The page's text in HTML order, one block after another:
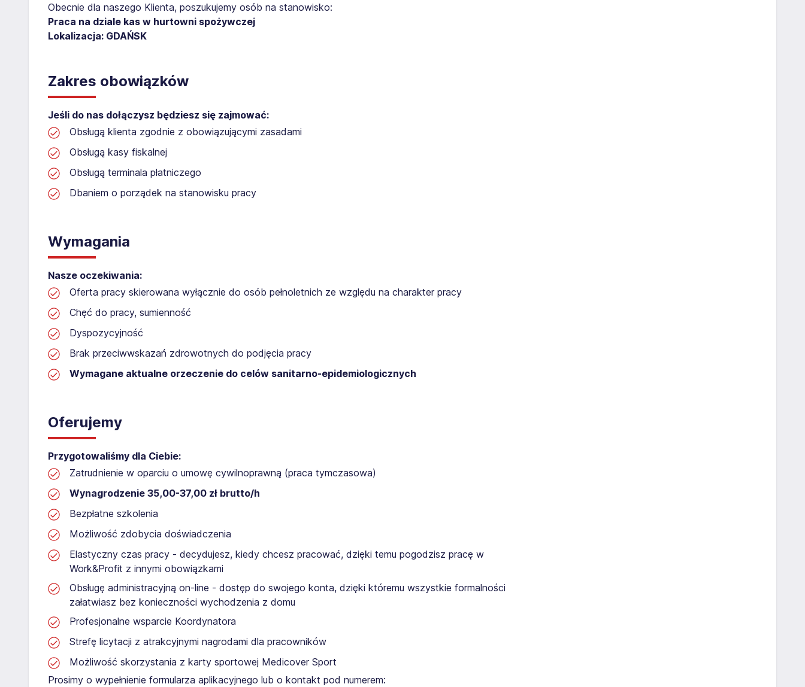
Obecnie dla naszego Klienta, poszukujemy osób na stanowisko:
Praca na dziale kas w hurtowni spożywczej
Lokalizacja: GDAŃSK
Zakres obowiązków
Jeśli do nas dołączysz będziesz się zajmować:
Obsługą klienta zgodnie z obowiązującymi zasadami
Obsługą kasy fiskalnej
Obsługą terminala płatniczego
Dbaniem o porządek na stanowisku pracy
Wymagania
Nasze oczekiwania:
Oferta pracy skierowana wyłącznie do osób pełnoletnich ze względu na charakter pracy
Chęć do pracy, sumienność
Dyspozycyjność
Brak przeciwwskazań zdrowotnych do podjęcia pracy
Wymagane aktualne orzeczenie do celów sanitarno-epidemiologicznych
Oferujemy
Przygotowaliśmy dla Ciebie:
Zatrudnienie w oparciu o umowę cywilnoprawną (praca tymczasowa)
Wynagrodzenie 35,00-37,00​ zł brutto/h
Bezpłatne szkolenia
Możliwość zdobycia doświadczenia
Elastyczny czas pracy - decydujesz, kiedy chcesz pracować, dzięki temu pogodzisz pracę w
Work&Profit z innymi obowiązkami
Obsługę administracyjną on-line - dostęp do swojego konta, dzięki któremu wszystkie formalności
załatwiasz bez konieczności wychodzenia z domu
Profesjonalne wsparcie Koordynatora
Strefę licytacji z atrakcyjnymi nagrodami dla pracowników
Możliwość skorzystania z karty sportowej Medicover Sport
Prosimy o wypełnienie formularza aplikacyjnego lub o kontakt pod numerem: